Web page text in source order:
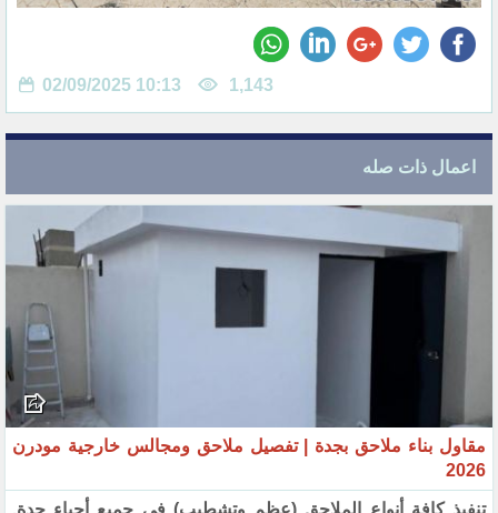
02/09/2025 10:13 1,143
اعمال ذات صله
مقاول بناء ملاحق بجدة | تفصيل ملاحق ومجالس خارجية مودرن
2026
تنفيذ كافة أنواع الملاحق (عظم وتشطيب) في جميع أحياء جدة.